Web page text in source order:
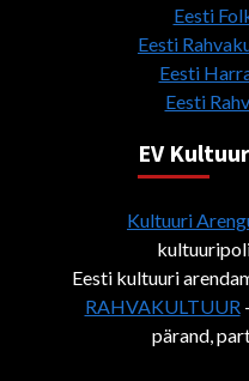
Eesti
Eesti
Eesti
Eesti
EV
Kultuuri
Eesti kultuuri
RAHVAKULTUUR
pärand,